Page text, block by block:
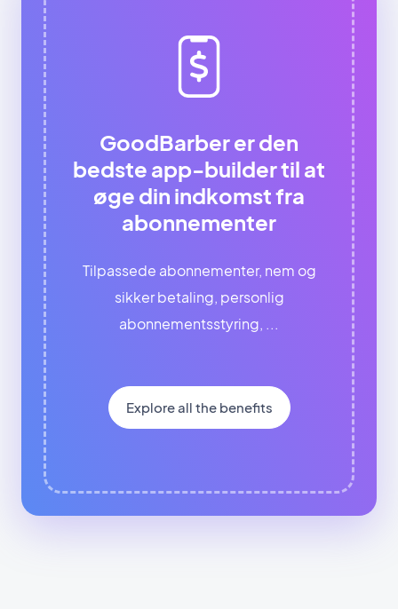
GoodBarber er den
bedste app-builder til at
øge din indkomst fra
abonnementer
Tilpassede abonnementer, nem og
sikker betaling, personlig
abonnementsstyring, ...
Explore all the benefits